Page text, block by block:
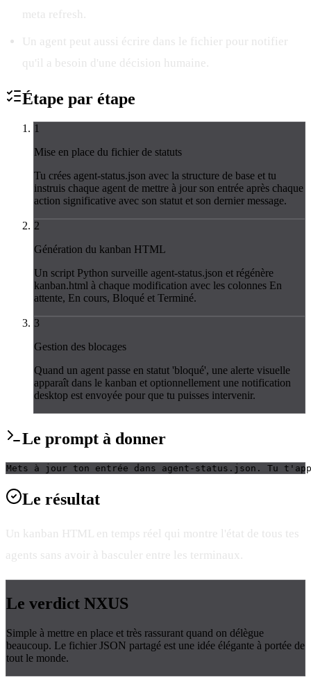
meta refresh.
Un agent peut aussi écrire dans le fichier pour notifier
qu'il a besoin d'une décision humaine.
Étape par étape
1
Mise en place du fichier de statuts
Tu crées agent-status.json avec la structure de base et tu
instruis chaque agent de mettre à jour son entrée après chaque
action significative avec son statut et son dernier message.
2
Génération du kanban HTML
Un script Python surveille agent-status.json et régénère
kanban.html à chaque modification avec les colonnes En
attente, En cours, Bloqué et Terminé.
3
Gestion des blocages
Quand un agent passe en statut 'bloqué', une alerte visuelle
apparaît dans le kanban et optionnellement une notification
desktop est envoyée pour que tu puisses intervenir.
Le prompt à donner
Mets à jour ton entrée dans agent-status.json. Tu
Le résultat
Un kanban HTML en temps réel qui montre l'état de tous tes
agents sans avoir à basculer entre les terminaux.
Le verdict NXUS
Simple à mettre en place et très rassurant quand on délègue
beaucoup. Le fichier JSON partagé est une idée élégante à portée de
tout le monde.